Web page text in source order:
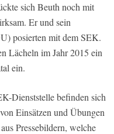
sich Beuth noch mit
Er und sein
posierten mit dem SEK.
Lächeln im Jahr 2015 ein
ein.
Dienststelle befinden sich
Einsätzen und Übungen
Pressebildern, welche